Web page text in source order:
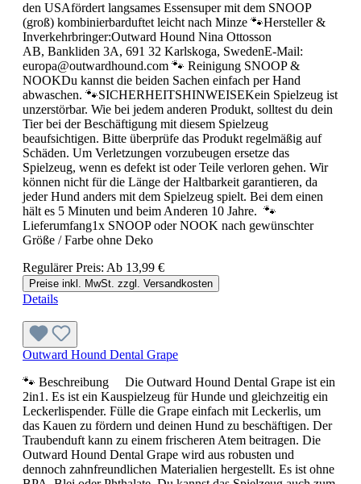
den USAfördert langsames Essensuper mit dem SNOOP
(groß) kombinierbarduftet leicht nach Minze 🐾Hersteller &
Inverkehrbringer:Outward Hound Nina Ottosson
AB, Bankliden 3A, 691 32 Karlskoga, SwedenE-Mail:
europa@outwardhound.com 🐾 Reinigung SNOOP &
NOOKDu kannst die beiden Sachen einfach per Hand
abwaschen. 🐾SICHERHEITSHINWEISEKein Spielzeug ist
unzerstörbar. Wie bei jedem anderen Produkt, solltest du dein
Tier bei der Beschäftigung mit diesem Spielzeug
beaufsichtigen. Bitte überprüfe das Produkt regelmäßig auf
Schäden. Um Verletzungen vorzubeugen ersetze das
Spielzeug, wenn es defekt ist oder Teile verloren gehen. Wir
können nicht für die Länge der Haltbarkeit garantieren, da
jeder Hund anders mit dem Spielzeug spielt. Bei dem einen
hält es 5 Minuten und beim Anderen 10 Jahre. 🐾
Lieferumfang1x SNOOP oder NOOK nach gewünschter
Größe / Farbe ohne Deko
Regulärer Preis: Ab 13,99 €
Preise inkl. MwSt. zzgl. Versandkosten
Details
Outward Hound Dental Grape
🐾 Beschreibung Die Outward Hound Dental Grape ist ein
2in1. Es ist ein Kauspielzeug für Hunde und gleichzeitig ein
Leckerlispender. Fülle die Grape einfach mit Leckerlis, um
das Kauen zu fördern und deinen Hund zu beschäftigen. Der
Traubenduft kann zu einem frischeren Atem beitragen. Die
Outward Hound Dental Grape wird aus robusten und
dennoch zahnfreundlichen Materialien hergestellt. Es ist ohne